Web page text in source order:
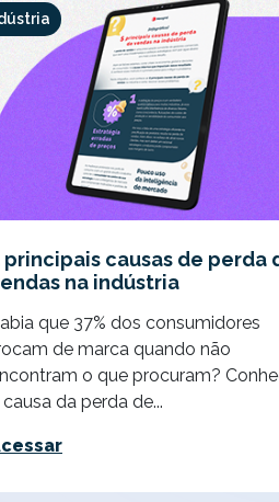
principais causas de perda
na indústria
que 37% dos consumidores
de marca quando não
o que procuram?
causa da perda de...